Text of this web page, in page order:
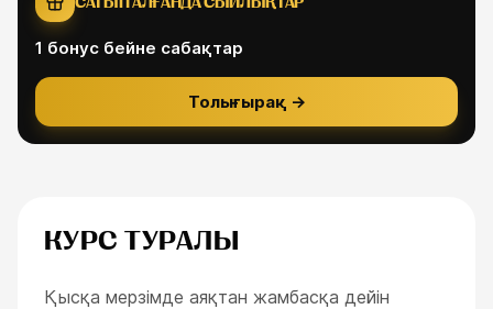
1 бонус бейне сабақтар
Толығырақ →
КУРС ТУРАЛЫ
Қысқа мерзімде аяқтан жамбасқа дейін